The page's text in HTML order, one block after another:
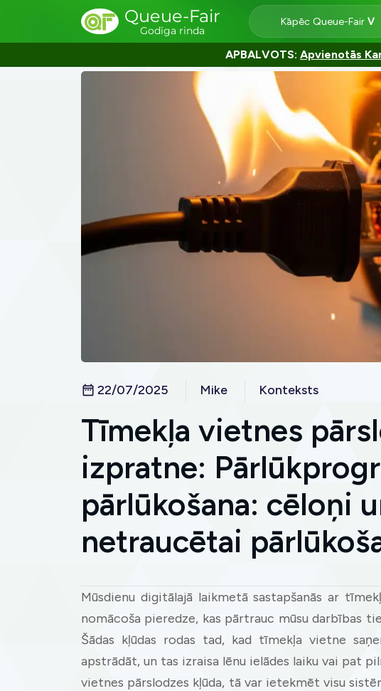
Queue-Fair
Godīga rinda
Kāpēc Queue-Fair
APBALVOTS: Apvienotās
22/07/2025 Mike Konteksts
Tīmekļa vietnes
izpratne:
pārlūkošana: cēloņi
netraucētai
Mūsdienu digitālajā laikmetā sastapšanās ar
nomācoša pieredze, kas pārtrauc mūsu darbības
Šādas kļūdas rodas tad, kad tīmekļa vietne
apstrādāt, un tas izraisa lēnu ielādes laiku vai pat
vietnes pārslodzes kļūda, tā var ietekmēt visu